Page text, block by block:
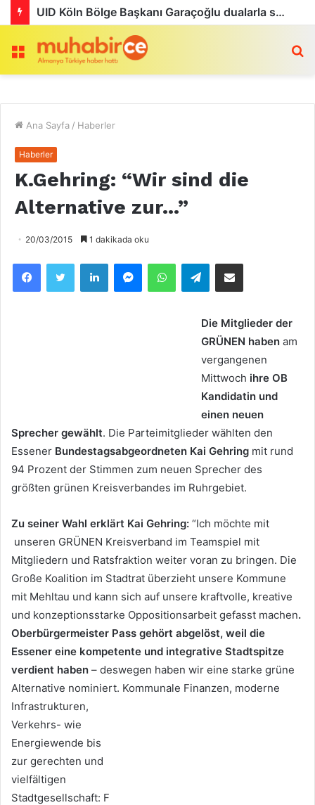
Menü
Ana Sayfa / Haberler
Haberler
K.Gehring: “Wir sind die
Alternative zur…”
20/03/2015 1 dakikada oku
Telegram
Die Mitglieder der
GRÜNEN haben am
vergangenen
Mittwoch ihre OB
Kandidatin und
einen neuen
Sprecher gewählt. Die Parteimitglieder wählten den
Essener Bundestagsabgeordneten Kai Gehring mit rund
94 Prozent der Stimmen zum neuen Sprecher des
größten grünen Kreisverbandes im Ruhrgebiet.
Zu seiner Wahl erklärt Kai Gehring: “Ich möchte mit
unseren GRÜNEN Kreisverband im Teamspiel mit
Mitgliedern und Ratsfraktion weiter voran zu bringen. Die
Große Koalition im Stadtrat überzieht unsere Kommune
mit Mehltau und kann sich auf unsere kraftvolle, kreative
und konzeptionsstarke Oppositionsarbeit gefasst machen.
Oberbürgermeister Pass gehört abgelöst, weil die
Essener eine kompetente und integrative Stadtspitze
verdient haben – deswegen haben wir eine starke grüne
Alternative nominiert. Kommunale Finanzen, moderne
Infrastrukturen,
Verkehrs- wie
Energiewende bis
zur gerechten und
vielfältigen
Stadtgesellschaft: F